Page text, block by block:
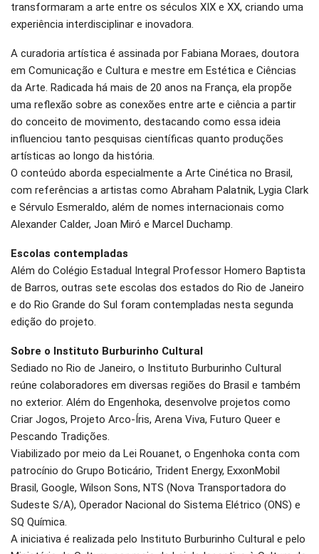
transformaram a arte entre os séculos XIX e XX, criando uma
experiência interdisciplinar e inovadora.
A curadoria artística é assinada por Fabiana Moraes, doutora
em Comunicação e Cultura e mestre em Estética e Ciências
da Arte. Radicada há mais de 20 anos na França, ela propõe
uma reflexão sobre as conexões entre arte e ciência a partir
do conceito de movimento, destacando como essa ideia
influenciou tanto pesquisas científicas quanto produções
artísticas ao longo da história.
O conteúdo aborda especialmente a Arte Cinética no Brasil,
com referências a artistas como Abraham Palatnik, Lygia Clark
e Sérvulo Esmeraldo, além de nomes internacionais como
Alexander Calder, Joan Miró e Marcel Duchamp.
Escolas contempladas
Além do Colégio Estadual Integral Professor Homero Baptista
de Barros, outras sete escolas dos estados do Rio de Janeiro
e do Rio Grande do Sul foram contempladas nesta segunda
edição do projeto.
Sobre o Instituto Burburinho Cultural
Sediado no Rio de Janeiro, o Instituto Burburinho Cultural
reúne colaboradores em diversas regiões do Brasil e também
no exterior. Além do Engenhoka, desenvolve projetos como
Criar Jogos, Projeto Arco-Íris, Arena Viva, Futuro Queer e
Pescando Tradições.
Viabilizado por meio da Lei Rouanet, o Engenhoka conta com
patrocínio do Grupo Boticário, Trident Energy, ExxonMobil
Brasil, Google, Wilson Sons, NTS (Nova Transportadora do
Sudeste S/A), Operador Nacional do Sistema Elétrico (ONS) e
SQ Química.
A iniciativa é realizada pelo Instituto Burburinho Cultural e pelo